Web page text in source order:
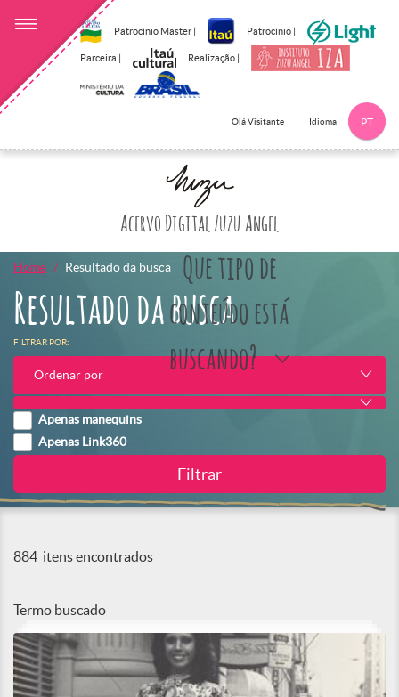
Patrocínio Master | Patrocínio |
Parceira | Realização |
Olá Visitante Idioma PT
Acervo Digital Zuzu Angel
Que tipo de
conteúdo está
buscando?
Home Resultado da busca
Resultado da busca
FILTRAR POR:
Ordenar por
Apenas manequins
Apenas Link360
884 itens encontrados
Termo buscado